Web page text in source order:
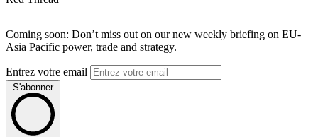
Coming soon: Don’t miss out on our new weekly briefing on EU-
Asia Pacific power, trade and strategy.
Entrez votre email
S'abonner